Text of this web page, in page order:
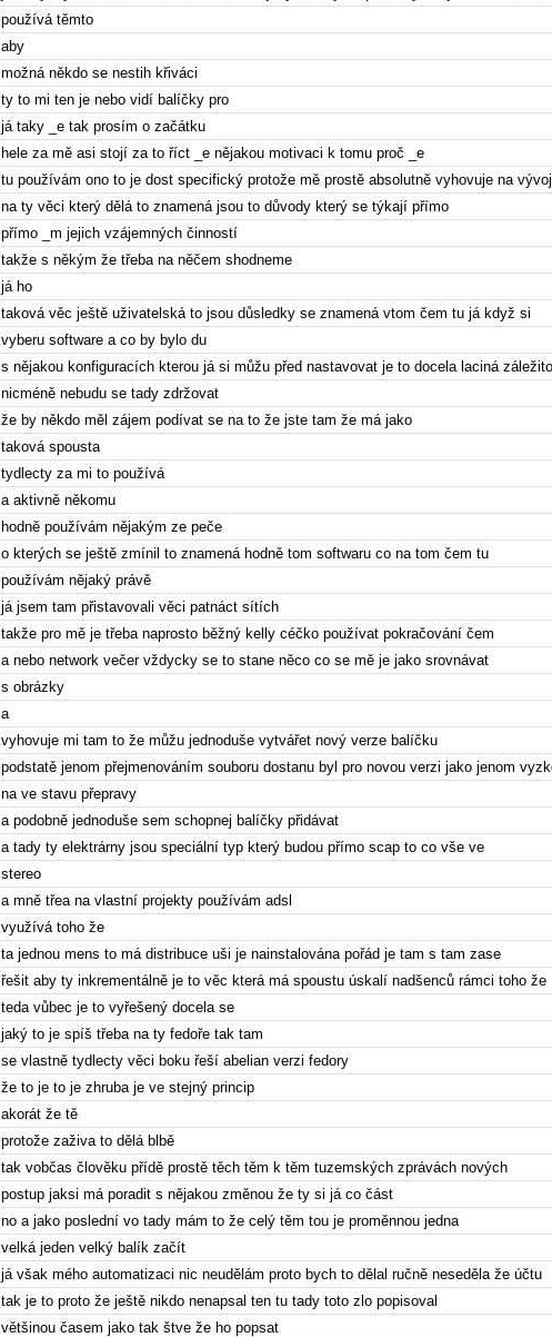
používá těmto
aby
možná někdo se nestih křiváci
ty to mi ten je nebo vidí balíčky pro
já taky _e tak prosím o začátku
hele za mě asi stojí za to říct _e nějakou motivaci k tomu proč _e
tu používám ono to je dost specifický protože mě prostě absolutně vyhovuje na vývoj
na ty věci který dělá to znamená jsou to důvody který se týkají přímo
přímo _m jejich vzájemných činností
takže s někým že třeba na něčem shodneme
já ho
taková věc ještě uživatelská to jsou důsledky se znamená vtom čem tu já když si
vyberu software a co by bylo du
s nějakou konfiguracích kterou já si můžu před nastavovat je to docela laciná
nicméně nebudu se tady zdržovat
že by někdo měl zájem podívat se na to že jste tam že má jako
taková spousta
tydlecty za mi to používá
a aktivně někomu
hodně používám nějakým ze peče
o kterých se ještě zmínil to znamená hodně tom softwaru co na tom čem tu
používám nějaký právě
já jsem tam přistavovali věci patnáct sítích
takže pro mě je třeba naprosto běžný kelly céčko používat pokračování čem
a nebo network večer vždycky se to stane něco co se mě je jako srovnávat
s obrázky
a
vyhovuje mi tam to že můžu jednoduše vytvářet nový verze balíčku
podstatě jenom přejmenováním souboru dostanu byl pro novou verzi jako jenom
na ve stavu přepravy
a podobně jednoduše sem schopnej balíčky přidávat
a tady ty elektrárny jsou speciální typ který budou přímo scap to co vše ve
stereo
a mně třea na vlastní projekty používám adsl
využívá toho že
ta jednou mens to má distribuce uši je nainstalována pořád je tam s tam zase
řešit aby ty inkrementálně je to věc která má spoustu úskalí nadšenců rámci toho že
teda vůbec je to vyřešený docela se
jaký to je spíš třeba na ty fedoře tak tam
se vlastně tydlecty věci boku řeší abelian verzi fedory
že to je to je zhruba je ve stejný princip
akorát že tě
protože zaživa to dělá blbě
tak vobčas člověku přídě prostě těch těm k těm tuzemských zprávách nových
postup jaksi má poradit s nějakou změnou že ty si já co část
no a jako poslední vo tady mám to že celý těm tou je proměnnou jedna
velká jeden velký balík začít
já však mého automatizaci nic neudělám proto bych to dělal ručně neseděla že účtu
tak je to proto že ještě nikdo nenapsal ten tu tady toto zlo popisoval
většinou časem jako tak štve že ho popsat